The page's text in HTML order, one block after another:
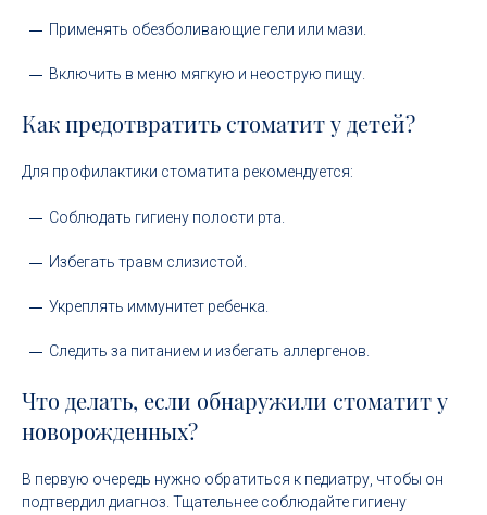
Применять обезболивающие гели или мази.
Включить в меню мягкую и неострую пищу.
Как предотвратить стоматит у детей?
Для профилактики стоматита рекомендуется:
Соблюдать гигиену полости рта.
Избегать травм слизистой.
Укреплять иммунитет ребенка.
Следить за питанием и избегать аллергенов.
Что делать, если обнаружили стоматит у
новорожденных?
В первую очередь нужно обратиться к педиатру, чтобы он
подтвердил диагноз. Тщательнее соблюдайте гигиену